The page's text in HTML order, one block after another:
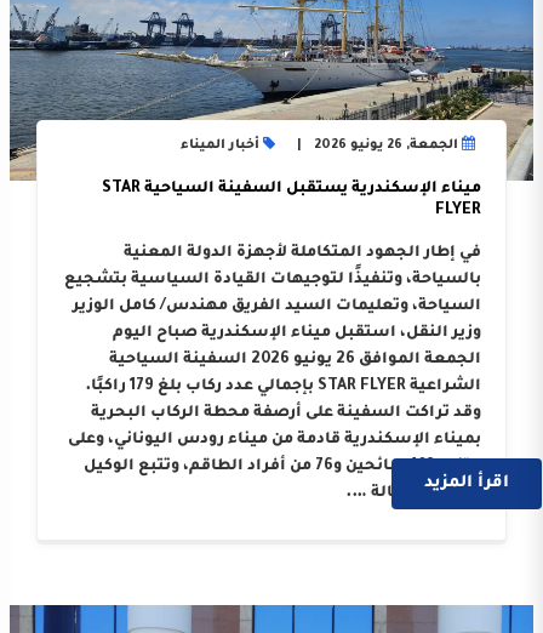
الجمعة, 26 يونيو 2026 أخبار الميناء
ميناء الإسكندرية يستقبل السفينة السياحية STAR
FLYER
في إطار الجهود المتكاملة لأجهزة الدولة المعنية
بالسياحة، وتنفيذًا لتوجيهات القيادة السياسية بتشجيع
السياحة، وتعليمات السيد الفريق مهندس/ كامل الوزير
وزير النقل، استقبل ميناء الإسكندرية صباح اليوم
الجمعة الموافق 26 يونيو 2026 السفينة السياحية
الشراعية STAR FLYER بإجمالي عدد ركاب بلغ 179 راكبًا.
وقد تراكت السفينة على أرصفة محطة الركاب البحرية
بميناء الإسكندرية قادمة من ميناء رودس اليوناني، وعلى
متنها 103 سائحين و76 من أفراد الطاقم، وتتبع الوكيل
الملاحي “وكالة ….
اقرأ المزيد